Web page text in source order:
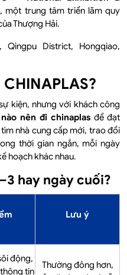
, một trung tâm triển lãm quy
Thượng Hải.
Qingpu District, Hongqiao,
kiện, nhưng với khách công
nên đi chinaplas để đạt
nhà cung cấp mới, trao đổi
thời gian ngắn, mỗi ngày
hoạch khác nhau.
hay ngày cuối?
Lưu ý
động,
tin
Thường đông hơn,